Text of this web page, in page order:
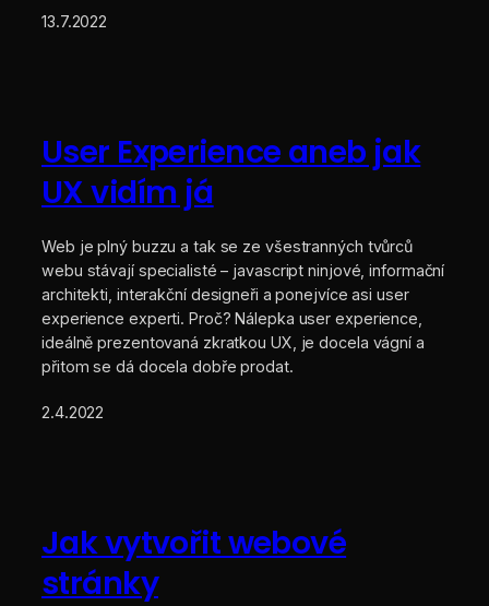
13.7.2022
User Experience aneb jak
UX vidím já
Web je plný buzzu a tak se ze všestranných tvůrců
webu stávají specialisté – javascript ninjové, informační
architekti, interakční designeři a ponejvíce asi user
experience experti. Proč? Nálepka user experience,
ideálně prezentovaná zkratkou UX, je docela vágní a
přitom se dá docela dobře prodat.
2.4.2022
Jak vytvořit webové
stránky